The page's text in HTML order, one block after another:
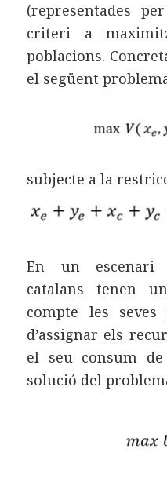
(representades
criteri a
poblacions.
el següent
subjecte a la
En un escenari
catalans tenen
compte les seves
d’assignar els
el seu consum
solució del